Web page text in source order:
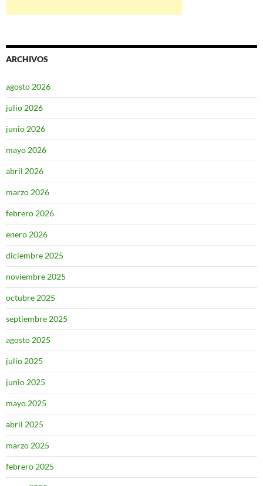
ARCHIVOS
agosto 2026
julio 2026
junio 2026
mayo 2026
abril 2026
marzo 2026
febrero 2026
enero 2026
diciembre 2025
noviembre 2025
octubre 2025
septiembre 2025
agosto 2025
julio 2025
junio 2025
mayo 2025
abril 2025
marzo 2025
febrero 2025